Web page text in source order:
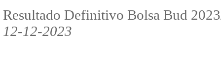
Resultado Definitivo Bolsa Bud
12-12-2023